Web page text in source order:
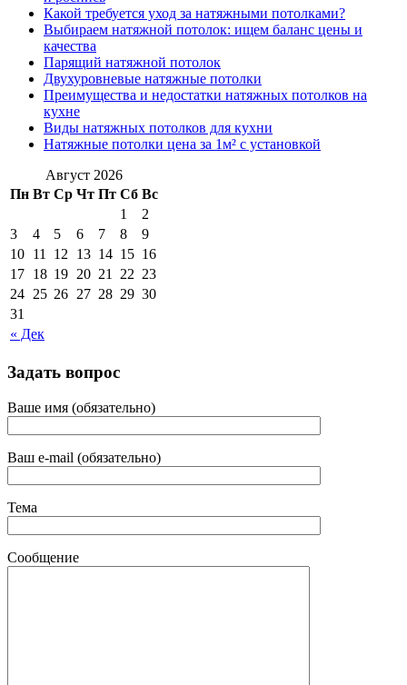
Какой требуется уход за натяжными потолками?
Выбираем натяжной потолок: ищем баланс цены и
качества
Парящий натяжной потолок
Двухуровневые натяжные потолки
Преимущества и недостатки натяжных потолков на
кухне
Виды натяжных потолков для кухни
Натяжные потолки цена за 1м² с установкой
Август 2026
Пн Вт Ср Чт Пт Сб Вс
« Дек
1
2
3
4 5 6 7 8
9
10 11 12 13 14 15 16
17 18 19 20 21 22 23
24 25 26 27 28 29 30
31
Задать вопрос
Ваше имя (обязательно)
Ваш e-mail (обязательно)
Тема
Сообщение